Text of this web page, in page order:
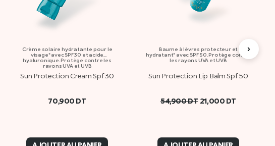
Crème solaire hydratante pour le
visage* avec SPF 30 et acide
hyaluronique. Protège contre les
rayons UVA et UVB
Sun Protection Cream Spf 30
70,900 DT
Baume à lèvres protecteur et
hydratant* avec SPF 50. Protège contre
les rayons UVA et UVB
Sun Protection Lip Balm Spf 50
54,900DT 21,000 DT
›